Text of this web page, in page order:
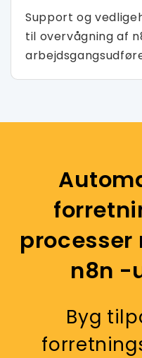
Support og
til overvågning af
n8n -
Byg